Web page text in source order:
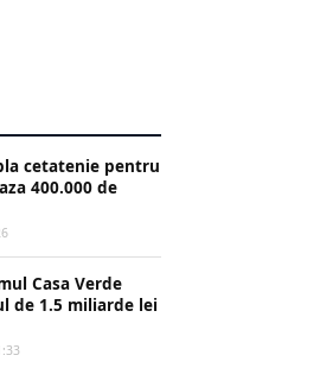
cetatenie pentru
400.000 de
Casa Verde
de 1.5 miliarde lei